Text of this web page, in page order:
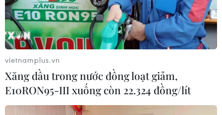
vietnamplus.vn
Xăng dầu trong nước đồng loạt giảm,
E10RON95-III xuống còn 22.324 đồng/lít